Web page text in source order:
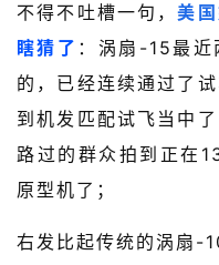
不得不吐槽一句，美国
瞎猜了 ：涡扇-15最近
的，已经连续通过了
到机发匹配试飞当中
路过的群众拍到正在
原型机了；
右发比起传统的涡扇-